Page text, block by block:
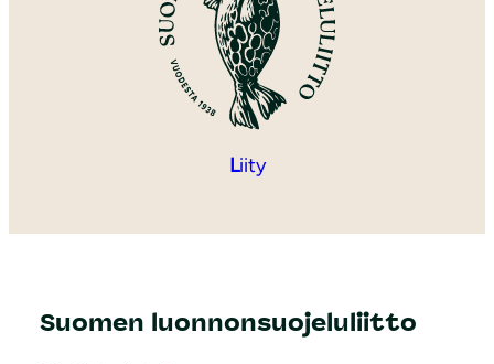
Liity
Suomen luonnonsuojeluliitto